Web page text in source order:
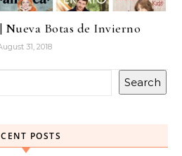
Nueva Botas de Invierno
31, 2018
Search
POSTS